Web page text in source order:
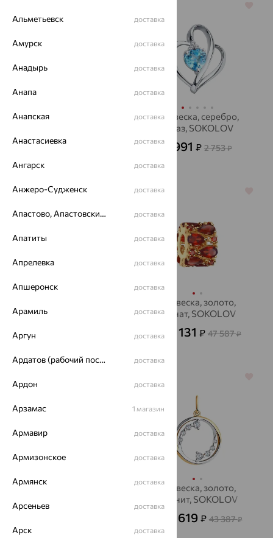
Подвеска, золото,
BRILLIANT
54 715
Подвеска, серебро,
топаз, SOKOLOV
991 ₽ 2 753₽
64%
хризолит, INTALIA
64%
Подвеска, золото,
гранат, SOKOLOV
от 17 131 ₽ 47 587₽
Кулон на цепи,
полудрагоценных
Подвеска, золото,
фианит, SOKOLOV
15 619 ₽ 43 387₽
Альметьевск доставка
Амурск доставка
Анадырь доставка
Анапа доставка
Анапская доставка
Анастасиевка доставка
Ангарск доставка
Анжеро-Судженск доставка
Апастово, Апастовский район доставка
Апатиты доставка
Апрелевка доставка
Апшеронск доставка
Арамиль доставка
Аргун доставка
Ардатов (рабочий поселок) доставка
Ардон доставка
Арзамас 1 магазин
Армавир доставка
Армизонское доставка
Армянск доставка
Арсеньев доставка
Арск доставка